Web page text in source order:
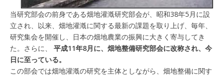
当研究部会の前身である畑地灌漑研究部会が、昭和38年5月に設
立され、以来、畑地灌漑に関する最新の課題を取り上げ、毎年、
研究集会を開催し、日本の畑地農業の振興に大きく寄与してき
た。さらに、 平成11年8月に、畑地整備研究部会に改称され、今
日に至っている。
この部会では畑地灌漑の研究を主体としながら、畑地整備に関す